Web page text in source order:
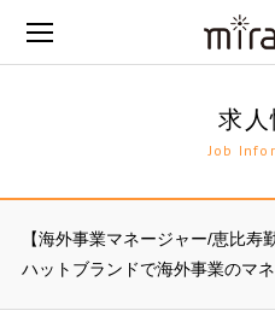
求人
Job
【海外事業マネージャー/恵比
ハットブランドで海外事業のマ